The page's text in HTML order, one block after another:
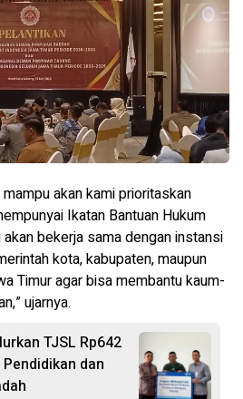
akan kami prioritaskan
Ikatan Bantuan Hukum
bekerja sama dengan instansi
kota, kabupaten, maupun
Timur agar bisa membantu kaum-
ujarnya.
TJSL Rp642
dan